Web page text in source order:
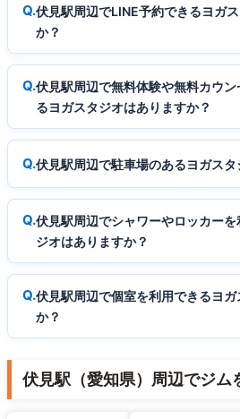
伏見駅周辺でLINE予約できるヨガ
か？
伏見駅周辺で無料体験や無料カウ
るヨガスタジオはありますか？
伏見駅周辺で駐車場のあるヨガスタ
伏見駅周辺でシャワーやロッカー
ジオはありますか？
伏見駅周辺で個室を利用できるヨ
か？
伏見駅（愛知県）周辺でジム